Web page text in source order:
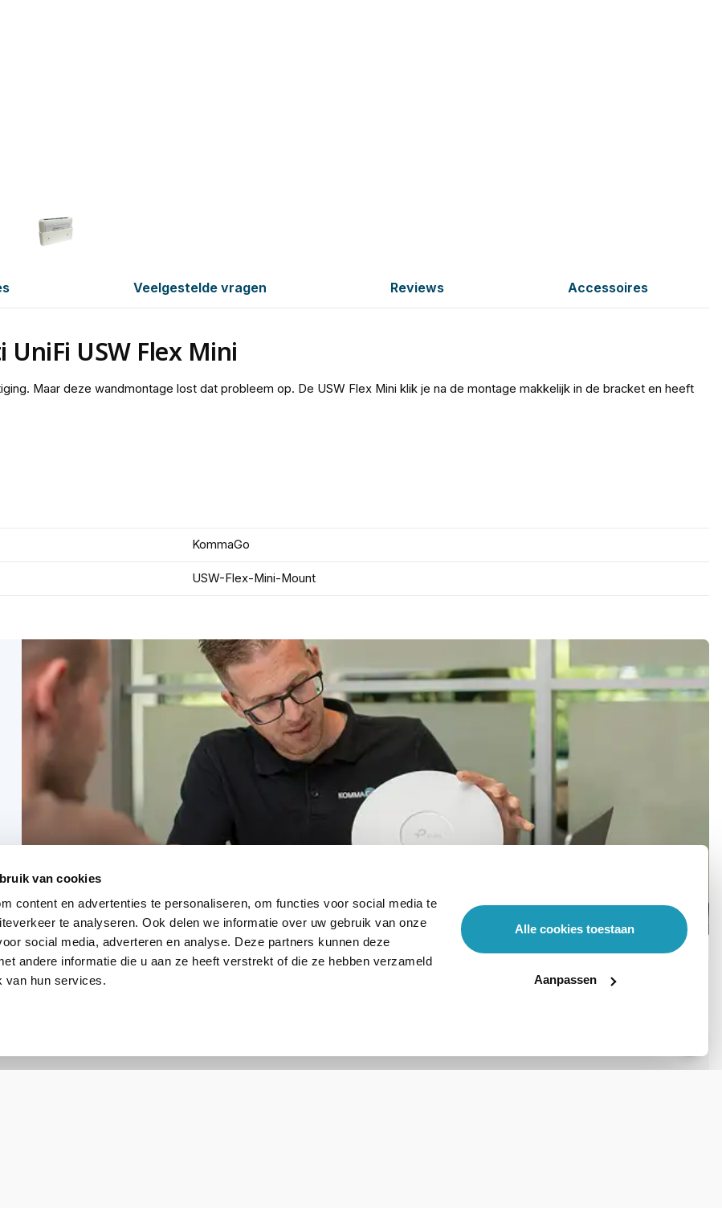
van cookies
content en advertenties te personaliseren, om functies voor social media te
te analyseren. Ook delen we informatie over uw gebruik van onze
social media, adverteren en analyse. Deze partners kunnen deze
andere informatie die u aan ze heeft verstrekt of die ze hebben verzameld
van hun services.
Alle cookies toestaan
Aanpassen
Veelgestelde vragen Reviews Accessoires
USW Flex Mini
Maar deze wandmontage lost dat probleem op. De USW Flex Mini klik je na de montage makkelijk in de bracket en heeft
KommaGo
USW-Flex-Mini-Mount